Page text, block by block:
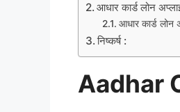
आधार कार्ड लोन
आधार कार्ड लोन
निष्कर्ष :
Aadhar